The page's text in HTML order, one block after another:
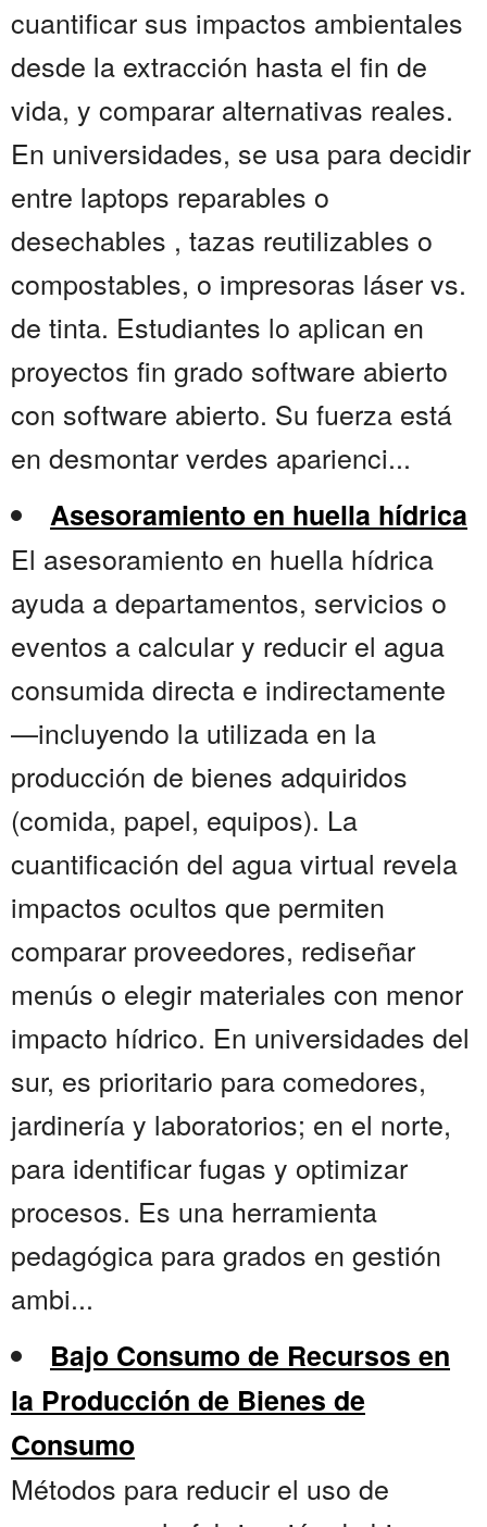
cuantificar sus impactos ambientales
desde la extracción hasta el fin de
vida, y comparar alternativas reales.
En universidades, se usa para decidir
entre laptops reparables o
desechables , tazas reutilizables o
compostables, o impresoras láser vs.
de tinta. Estudiantes lo aplican en
proyectos fin grado software abierto
con software abierto. Su fuerza está
en desmontar verdes aparienci...
Asesoramiento en huella hídrica
El asesoramiento en huella hídrica
ayuda a departamentos, servicios o
eventos a calcular y reducir el agua
consumida directa e indirectamente
—incluyendo la utilizada en la
producción de bienes adquiridos
(comida, papel, equipos). La
cuantificación del agua virtual revela
impactos ocultos que permiten
comparar proveedores, rediseñar
menús o elegir materiales con menor
impacto hídrico. En universidades del
sur, es prioritario para comedores,
jardinería y laboratorios; en el norte,
para identificar fugas y optimizar
procesos. Es una herramienta
pedagógica para grados en gestión
ambi...
Bajo Consumo de Recursos en
la Producción de Bienes de
Consumo
Métodos para reducir el uso de